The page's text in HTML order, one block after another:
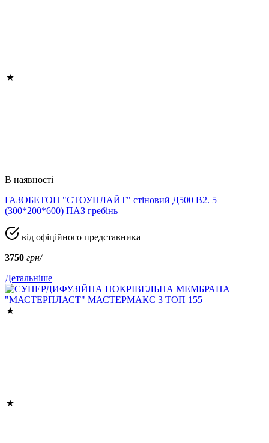
В наявності
ГАЗОБЕТОН "СТОУНЛАЙТ" стіновий Д500 В2. 5
(300*200*600) ПАЗ гребінь
від офіційного представника
3750 грн/
Детальніше